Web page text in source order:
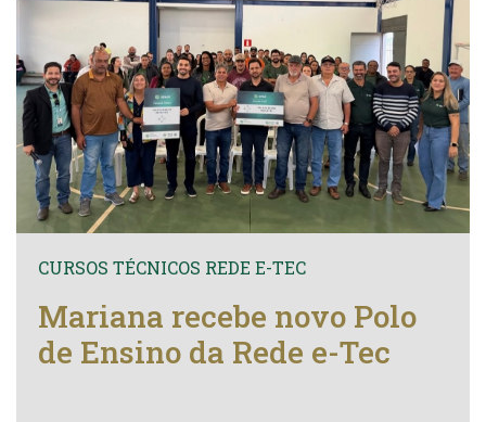
CURSOS TÉCNICOS REDE E-TEC
Mariana recebe novo Polo
de Ensino da Rede e-Tec